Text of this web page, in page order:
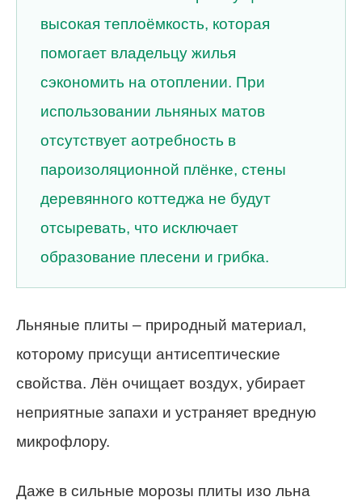
высокая теплоёмкость, которая
помогает владельцу жилья
сэкономить на отоплении. При
использовании льняных матов
отсутствует аотребность в
пароизоляционной плёнке, стены
деревянного коттеджа не будут
отсыревать, что исключает
образование плесени и грибка.
Льняные плиты – природный материал,
которому присущи антисептические
свойства. Лён очищает воздух, убирает
неприятные запахи и устраняет вредную
микрофлору.
Даже в сильные морозы плиты изо льна